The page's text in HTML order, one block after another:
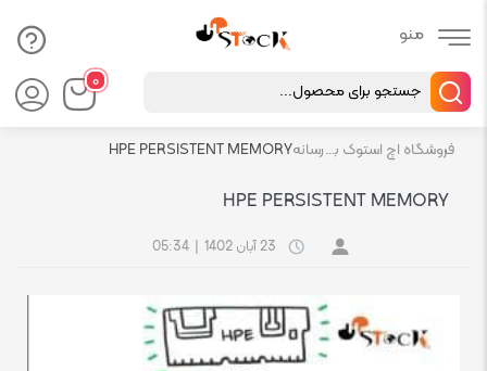
۰
Products
search
فروشگاه اچ استوک بازار انلاین تجهیزات کامپیوتر استوکرسانهHPE PERSISTENT MEMORY
HPE PERSISTENT MEMORY
23 آبان 1402 05:34